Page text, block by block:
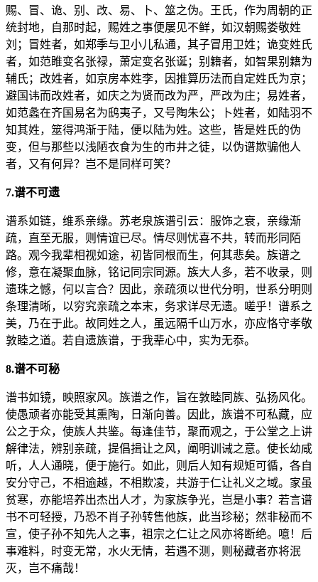
赐、冒、诡、别、改、易、卜、筮之伪。王氏，作为周朝的正
统封地，自那时起，赐姓之事便屡见不鲜，如汉朝赐娄敬姓
刘；冒姓者，如郑季与卫小儿私通，其子冒用卫姓；诡变姓氏
者，如范睢变名张禄，萧定变名张诞；别籍者，如智果别籍为
辅氏；改姓者，如京房本姓李，因推算历法而自定姓氏为京；
避国讳而改姓者，如庆之为贤而改为严，严改为庄；易姓者，
如范蠡在齐国易名为鸱夷子，又号陶朱公；卜姓者，如陆羽不
知其姓，筮得鸿渐于陆，便以陆为姓。这些，皆是姓氏的伪
变，但与那些以浅陋衣食为生的市井之徒，以伪谱欺骗他人
者，又有何异？岂不是同样可笑？
7.谱不可遗
谱系如链，维系亲缘。苏老泉族谱引云：服饰之衰，亲缘渐
疏，直至无服，则情谊已尽。情尽则忧喜不共，转而形同陌
路。观今我辈相视如途，初皆同根而生，何其悲矣。族谱之
修，意在凝聚血脉，铭记同宗同源。族大人多，若不收录，则
遗珠之憾，何以言合？因此，亲疏须以世代分明，世系分明则
条理清晰，以穷究亲疏之本末，务求详尽无遗。嗟乎！谱系之
美，乃在于此。故同姓之人，虽远隔千山万水，亦应恪守孝敬
敦睦之道。若自遗族谱，于我辈心中，实为无忝。
8.谱不可秘
谱书如镜，映照家风。族谱之作，旨在敦睦同族、弘扬风化。
使愚顽者亦能受其熏陶，日渐向善。因此，族谱不可私藏，应
公之于众，使族人共鉴。每逢佳节，聚而观之，于公堂之上讲
解律法，辨别亲疏，提倡揖让之风，阐明训诫之意。使长幼咸
听，人人通晓，便于施行。如此，则后人知有规矩可循，各自
安分守己，不相逾越，不相欺凌，共游于仁让礼义之域。家虽
贫寒，亦能培养出杰出人才，为家族争光，岂是小事？若言谱
书不可轻授，乃恐不肖子孙转售他族，此当珍秘；然非秘而不
宣，使子孙不知先人之事，祖宗之仁让之风亦将断绝。噫！后
事难料，时变无常，水火无情，若遇不测，则秘藏者亦将泯
灭，岂不痛哉！